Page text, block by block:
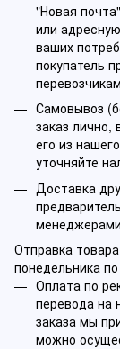
"Новая
или
ваших
покупатель
Самовывоз
заказ
его из
уточняйте
Доставка
Отправка
понедельника
Оплата по
перевода на
заказа мы
можно